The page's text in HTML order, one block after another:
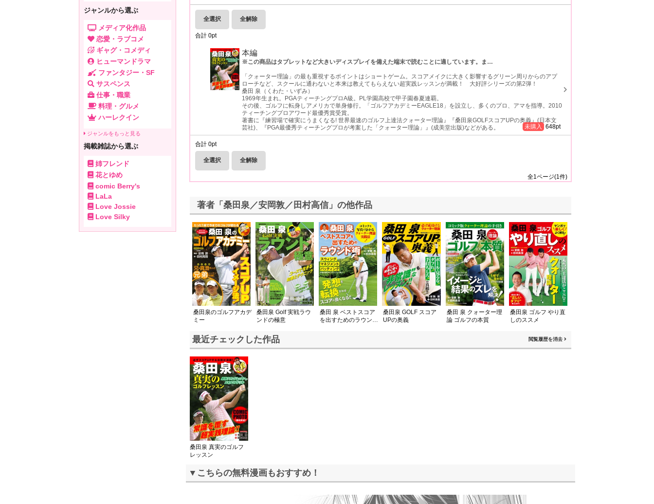
全選択 全解除
合計 0pt
本編
※この商品はタブレットなど大きいディスプレイを備えた端末で読むことに適しています。ま …
「クォーター理論」の最も重視するポイントはショートゲーム。スコアメイクに大きく影響するグリーン周りからのアプ
ローチなど、スクールに通わないと本来は教えてもらえない超実践レッスンが満載！ 大好評シリーズの第2弾！
桑田 泉（くわた・いずみ）
1969年生まれ。PGAティーチングプロA級。PL学園高校で甲子園春夏連覇。
その後、ゴルフに転身しアメリカで単身修行。「ゴルフアカデミーEAGLE18」を設立し、多くのプロ、アマを指導。2010
ティーチングプロアワード最優秀賞受賞。
著書に『練習場で確実にうまくなる! 世界最速のゴルフ上達法クォーター理論』『桑田泉GOLFスコアUPの奥義』(日本文
芸社)、『PGA最優秀ティーチングプロが考案した「クォーター理論」』(成美堂出版)などがある。
未購入 648pt
合計 0pt
全選択 全解除
全1 ページ(1 件)
著者「桑田泉／安岡敦／田村高信」の他作品
桑田泉のゴルフアカデ
ミー
桑田泉 Golf 実戦ラウ
ンドの極意
桑田 泉 ベストスコア
を出すためのラウンド
桑田泉 GOLF スコア
UPの奥義
桑田 泉 クォーター理
論 ゴルフの本質
桑田泉 ゴルフ やり直
しのススメ
最近チェックした作品 閲覧履歴を消去
桑田泉 真実のゴルフ
レッスン
▼こちらの無料漫画もおすすめ！
ジャンルから選ぶ
メディア化作品
恋愛・ラブコメ
ギャグ・コメディ
ヒューマンドラマ
ファンタジー・SF
サスペンス
仕事・職業
料理・グルメ
ハーレクイン
ジャンルをもっと見る
掲載雑誌から選ぶ
姉フレンド
花とゆめ
comic Berry's
LaLa
Love Jossie
Love Silky